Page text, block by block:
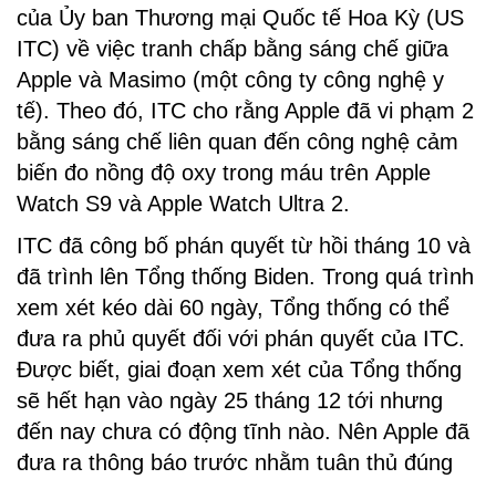
của Ủy ban Thương mại Quốc tế Hoa Kỳ (US
ITC) về việc tranh chấp bằng sáng chế giữa
Apple và Masimo (một công ty công nghệ y
tế). Theo đó, ITC cho rằng Apple đã vi phạm 2
bằng sáng chế liên quan đến công nghệ cảm
biến đo nồng độ oxy trong máu trên Apple
Watch S9 và Apple Watch Ultra 2.
ITC đã công bố phán quyết từ hồi tháng 10 và
đã trình lên Tổng thống Biden. Trong quá trình
xem xét kéo dài 60 ngày, Tổng thống có thể
đưa ra phủ quyết đối với phán quyết của ITC.
Được biết, giai đoạn xem xét của Tổng thống
sẽ hết hạn vào ngày 25 tháng 12 tới nhưng
đến nay chưa có động tĩnh nào. Nên Apple đã
đưa ra thông báo trước nhằm tuân thủ đúng